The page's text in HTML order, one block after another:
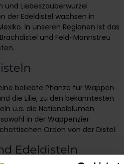
und Liebeszauberwurzel
der Edeldistel wachsen in
In unseren Regionen ist das
und Feld-Mannstreu
beliebte Pflanze für Wappen
die Lilie, zu den bekanntesten
u.a. die Nationalblumen
in der Wappenzier
Orden von der Distel.
Edeldisteln